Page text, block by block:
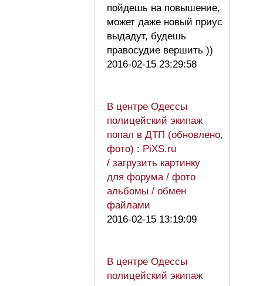
пойдешь на повышение,
может даже новый приус
выдадут, будешь
правосудие вершить ))
2016-02-15 23:29:58
В центре Одессы
полицейский экипаж
попал в ДТП (обновлено,
фото) : PiXS.ru
/ загрузить картинку
для форума / фото
альбомы / обмен
файлами
2016-02-15 13:19:09
В центре Одессы
полицейский экипаж